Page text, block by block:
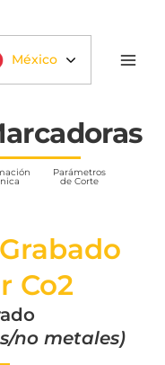
México
Parámetros
de Corte
Co2
no metales)